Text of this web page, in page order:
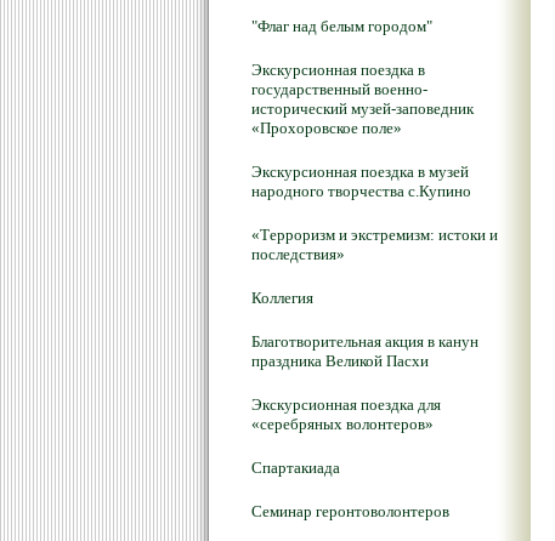
"Флаг над белым городом"
Экскурсионная поездка в
государственный военно-
исторический музей-заповедник
«Прохоровское поле»
Экскурсионная поездка в музей
народного творчества с.Купино
«Терроризм и экстремизм: истоки и
последствия»
Коллегия
Благотворительная акция в канун
праздника Великой Пасхи
Экскурсионная поездка для
«серебряных волонтеров»
Спартакиада
Семинар геронтоволонтеров